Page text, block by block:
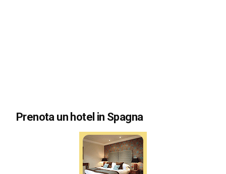
Prenota un hotel in Spagna